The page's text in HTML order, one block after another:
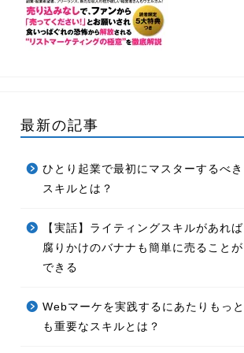
最新の記事
ひとり起業で最初にマスターするべき
スキルとは？
【実話】ライティングスキルがあれば
腐りかけのバナナも簡単に売ることが
できる
Webマーケを実践するにあたりもっと
も重要なスキルとは？